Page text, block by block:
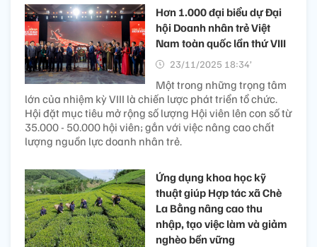
Hơn 1.000 đại biểu dự Đại
hội Doanh nhân trẻ Việt
Nam toàn quốc lần thứ VIII
23/11/2025 18:34’
Một trong những trọng tâm
lớn của nhiệm kỳ VIII là chiến lược phát triển tổ chức.
Hội đặt mục tiêu mở rộng số lượng Hội viên lên con số từ
35.000 - 50.000 hội viên; gắn với việc nâng cao chất
lượng nguồn lực doanh nhân trẻ.
Ứng dụng khoa học kỹ
thuật giúp Hợp tác xã Chè
La Bằng nâng cao thu
nhập, tạo việc làm và giảm
nghèo bền vững